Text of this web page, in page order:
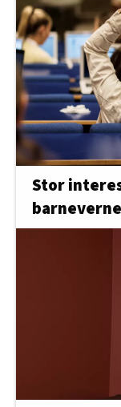
Stor